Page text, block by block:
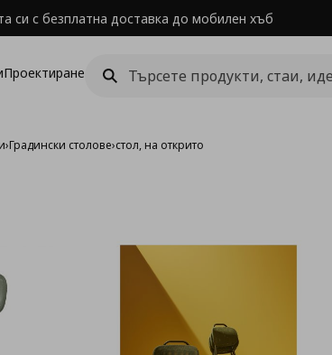
си с безплатна доставка до мобилен хъб
Проектиране
›Градински столове›стол, на открито